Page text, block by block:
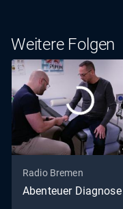
das Leben geschrieben
Weitere Folgen
Radio Bremen
Abenteuer Diagnose